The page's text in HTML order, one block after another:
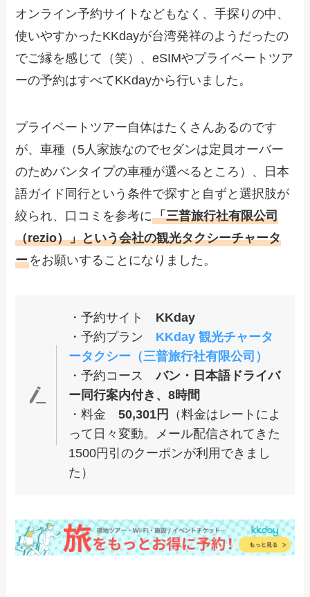
オンライン予約サイトなどもなく、手探りの中、
使いやすかったKKdayが台湾発祥のようだったの
でご縁を感じて（笑）、eSIMやプライベートツア
ーの予約はすべてKKdayから行いました。
プライベートツアー自体はたくさんあるのです
が、車種（5人家族なのでセダンは定員オーバー
のためバンタイプの車種が選べるところ）、日本
語ガイド同行という条件で探すと自ずと選択肢が
絞られ、口コミを参考に「三普旅行社有限公司
（rezio）」という会社の観光タクシーチャータ
ーをお願いすることになりました。
・予約サイト KKday
・予約プラン KKday 観光チャータ
ータクシー（三普旅行社有限公司）
・予約コースバン・日本語ドライバ
ー同行案内付き、8時間
・料金 50,301円
（料金はレートによ
って日々変動。メール配信されてきた
1500円引のクーポンが利用できまし
た）